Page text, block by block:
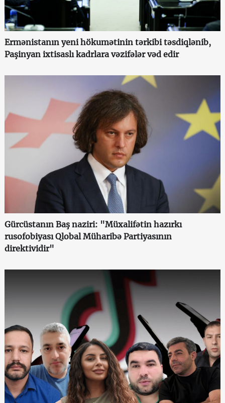
Ermənistanın yeni hökumətinin tərkibi təsdiqlənib,
Paşinyan ixtisaslı kadrlara vəzifələr vəd edir
Gürcüstanın Baş naziri: "Müxalifətin hazırkı
rusofobiyası Qlobal Müharibə Partiyasının
direktividir"